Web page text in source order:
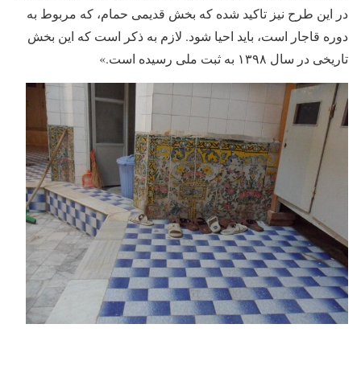
در این طرح نیز تاکید شده که بخش قدیمی حمام، که مربوط به
دوره قاجار است، باید احیا شود. لازم به ذکر است که این بخش
تاریخی در سال ۱۳۹۸ به ثبت ملی رسیده است.»